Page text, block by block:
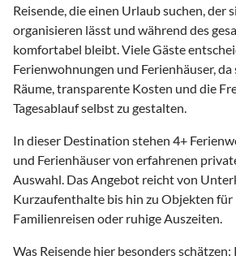
Reisende, die einen Urlaub suchen, der
organisieren lässt und während des
komfortabel bleibt. Viele Gäste
Ferienwohnungen und Ferienhäuser,
Räume, transparente Kosten und die
Tagesablauf selbst zu gestalten.
In dieser Destination stehen 4+
und Ferienhäuser von erfahrenen
Auswahl. Das Angebot reicht von
Kurzaufenthalte bis hin zu Objekten für
Familienreisen oder ruhige Auszeiten.
Was Reisende hier besonders schätzen: